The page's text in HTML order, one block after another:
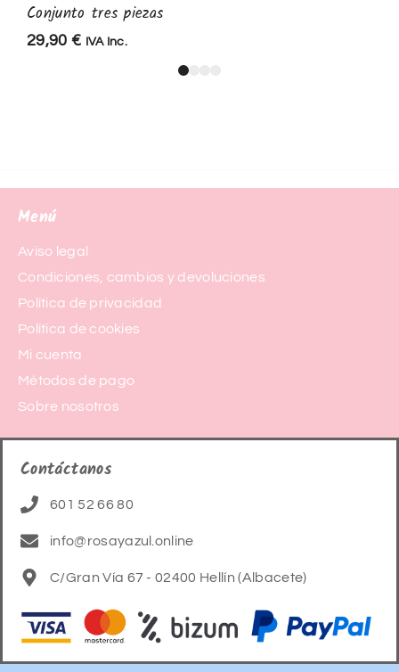
Conjunto tres piezas
29,90 € IVA Inc.
Menú
Aviso legal
Condiciones, cambios y devoluciones
Política de privacidad
Política de cookies
Mi cuenta
Métodos de pago
Sobre nosotros
Contáctanos
601 52 66 80
info@rosayazul.online
C/Gran Vía 67 - 02400 Hellín (Albacete)